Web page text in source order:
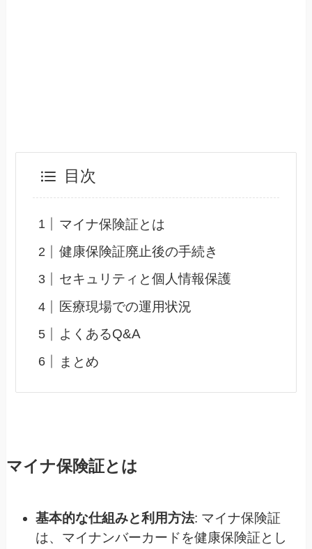
目次
マイナ保険証とは
健康保険証廃止後の手続き
セキュリティと個人情報保護
医療現場での運用状況
よくあるQ&A
まとめ
マイナ保険証とは
基本的な仕組みと利用方法: マイナ保険証
は、マイナンバーカードを健康保険証とし